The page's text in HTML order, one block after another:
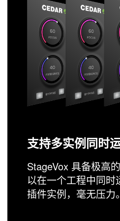
支持多实例同时
StageVox 具备极高
以在一个工程中同时
插件实例，毫无压力。